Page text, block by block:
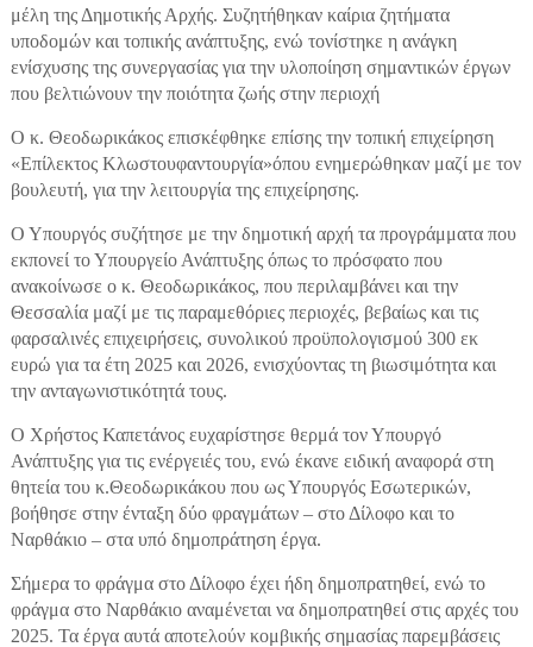
μέλη της Δημοτικής Αρχής. Συζητήθηκαν καίρια ζητήματα
υποδομών και τοπικής ανάπτυξης, ενώ τονίστηκε η ανάγκη
ενίσχυσης της συνεργασίας για την υλοποίηση σημαντικών έργων
που βελτιώνουν την ποιότητα ζωής στην περιοχή
Ο κ. Θεοδωρικάκος επισκέφθηκε επίσης την τοπική επιχείρηση
«Επίλεκτος Κλωστουφαντουργία»όπου ενημερώθηκαν μαζί με τον
βουλευτή, για την λειτουργία της επιχείρησης.
Ο Υπουργός συζήτησε με την δημοτική αρχή τα προγράμματα που
εκπονεί το Υπουργείο Ανάπτυξης όπως το πρόσφατο που
ανακοίνωσε ο κ. Θεοδωρικάκος, που περιλαμβάνει και την
Θεσσαλία μαζί με τις παραμεθόριες περιοχές, βεβαίως και τις
φαρσαλινές επιχειρήσεις, συνολικού προϋπολογισμού 300 εκ
ευρώ για τα έτη 2025 και 2026, ενισχύοντας τη βιωσιμότητα και
την ανταγωνιστικότητά τους.
Ο Χρήστος Καπετάνος ευχαρίστησε θερμά τον Υπουργό
Ανάπτυξης για τις ενέργειές του, ενώ έκανε ειδική αναφορά στη
θητεία του κ.Θεοδωρικάκου που ως Υπουργός Εσωτερικών,
βοήθησε στην ένταξη δύο φραγμάτων – στο Δίλοφο και το
Ναρθάκιο – στα υπό δημοπράτηση έργα.
Σήμερα το φράγμα στο Δίλοφο έχει ήδη δημοπρατηθεί, ενώ το
φράγμα στο Ναρθάκιο αναμένεται να δημοπρατηθεί στις αρχές του
2025. Τα έργα αυτά αποτελούν κομβικής σημασίας παρεμβάσεις